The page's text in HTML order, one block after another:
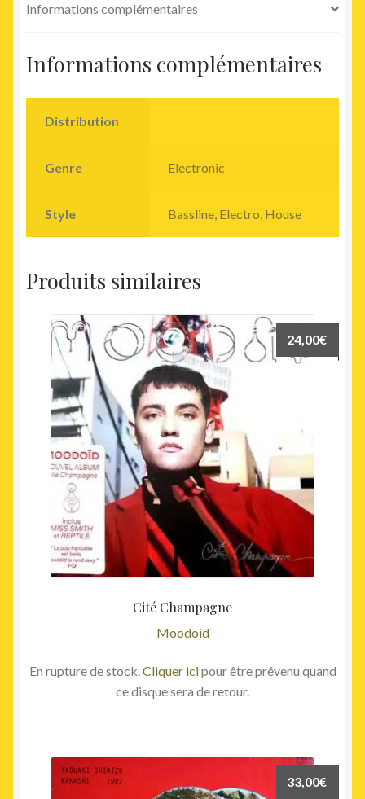
Informations complémentaires
Informations complémentaires
Distribution
Genre Electronic
Style Bassline, Electro House
Produits similaires
Cité Champagne
Moodoid
24,00€
En rupture de stock.Cliquer icipour être prévenu quand
ce disque sera de retour.
33,00€